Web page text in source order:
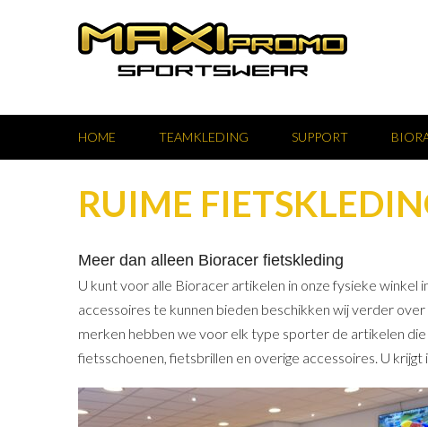
HOME TEAMKLEDING SUPPORT
RUIME
Meer dan alleen Bioracer fietskleding
U kunt voor alle Bioracer artikelen in onze fysieke
accessoires te kunnen bieden beschikken wij verder
merken hebben we voor elk type sporter de artikelen die
fietsschoenen, fietsbrillen en overige accessoires. U